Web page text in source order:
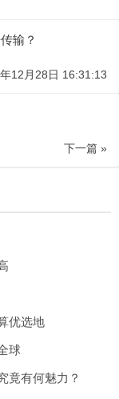
输？
12月28日 16:31:13
下一篇 »
优选地
球
竟有何魅力？